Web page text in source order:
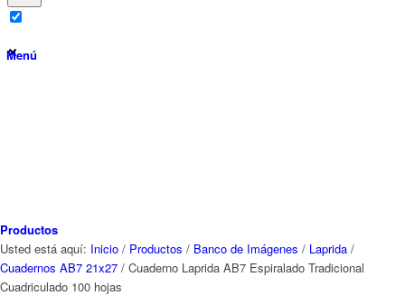
Menú
Productos
Usted está aquí: Inicio / Productos / Banco de Imágenes / Laprida /
Cuadernos AB7 21x27 / Cuaderno Laprida AB7 Espiralado Tradicional
Cuadriculado 100 hojas